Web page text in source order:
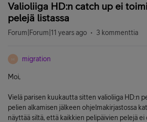
Valioliiga HD:n catch up ei
pelejä listassa
Forum|Forum|11 years ago 3 kommenttia
M migration
Moi,
Vielä parisen kuukautta sitten valioliiga HD:n
pelien alkamisen jälkeen ohjelmakirjastossa
näyttää siltä, että kaikkien pelipäivien pelejä ei